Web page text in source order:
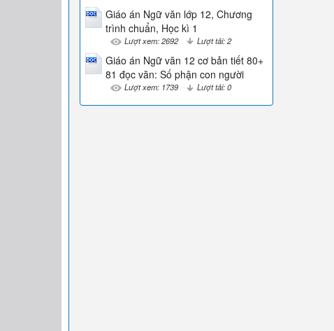
Giáo án Ngữ văn lớp 12, Chương
trình chuẩn, Học kì 1
Lượt xem: 2692 Lượt tải: 2
Giáo án Ngữ văn 12 cơ bản tiết 80+
81 đọc văn: Số phận con người
Lượt xem: 1739 Lượt tải: 0